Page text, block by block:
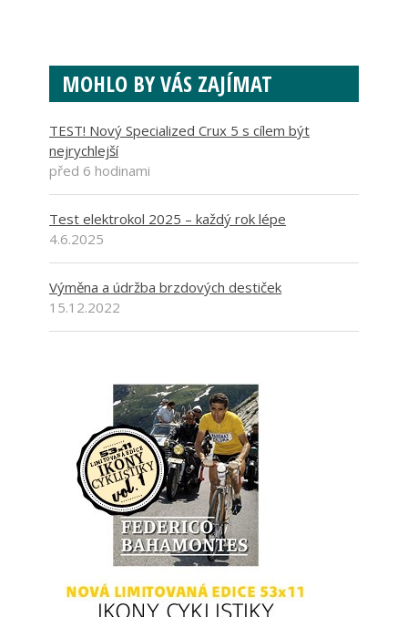
MOHLO BY VÁS ZAJÍMAT
TEST! Nový Specialized Crux 5 s cílem být
nejrychlejší
před 6 hodinami
Test elektrokol 2025 – každý rok lépe
4.6.2025
Výměna a údržba brzdových destiček
15.12.2022